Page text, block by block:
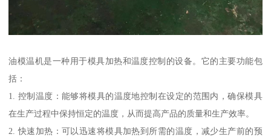
油模温机是一种用于模具加热和温度控制的设备。它的主要功能包
括：
1. 控制温度：能够将模具的温度地控制在设定的范围内，确保模具
在生产过程中保持恒定的温度，从而提高产品的质量和生产效率。
2. 快速加热：可以迅速将模具加热到所需的温度，减少生产前的预